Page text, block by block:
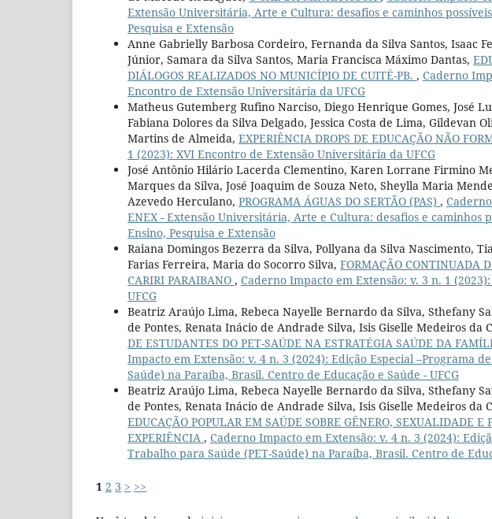
Extensão Universitária, Arte e Cultura: desafios e caminhos
Pesquisa e Extensão
Anne Gabrielly Barbosa Cordeiro, Fernanda da Silva Santos, Isaac
Júnior, Samara da Silva Santos, Maria Francisca Máximo Dantas,
DIÁLOGOS REALIZADOS NO MUNICÍPIO DE CUITÉ-PB. , Caderno
Encontro de Extensão Universitária da UFCG
Matheus Gutemberg Rufino Narciso, Diego Henrique Gomes, José
Fabiana Dolores da Silva Delgado, Jessica Costa de Lima, Gildevan
Martins de Almeida, EXPERIÊNCIA DROPS DE EDUCAÇÃO NÃO
1 (2023): XVI Encontro de Extensão Universitária da UFCG
José Antônio Hilário Lacerda Clementino, Karen Lorrane Firmino
Marques da Silva, José Joaquim de Souza Neto, Sheylla Maria
Azevedo Herculano, PROGRAMA ÁGUAS DO SERTÃO (PAS) ,
ENEX - Extensão Universitária, Arte e Cultura: desafios e caminhos
Ensino, Pesquisa e Extensão
Raiana Domingos Bezerra da Silva, Pollyana da Silva Nascimento,
Farias Ferreira, Maria do Socorro Silva, FORMAÇÃO CONTINUADA
CARIRI PARAIBANO , Caderno Impacto em Extensão: v. 3 n. 1
UFCG
Beatriz Araújo Lima, Rebeca Nayelle Bernardo da Silva, Sthefany
de Pontes, Renata Inácio de Andrade Silva, Isis Giselle Medeiros da
DE ESTUDANTES DO PET-SAÚDE NA ESTRATÉGIA SAÚDE DA
Impacto em Extensão: v. 4 n. 3 (2024): Edição Especial –Programa
Saúde) na Paraíba, Brasil. Centro de Educação e Saúde - UFCG
Beatriz Araújo Lima, Rebeca Nayelle Bernardo da Silva, Sthefany
de Pontes, Renata Inácio de Andrade Silva, Isis Giselle Medeiros da
EDUCAÇÃO POPULAR EM SAÚDE SOBRE GÊNERO, SEXUALIDADE E
EXPERIÊNCIA , Caderno Impacto em Extensão: v. 4 n. 3 (2024):
Trabalho para Saúde (PET-Saúde) na Paraíba, Brasil. Centro de
1 2 3 > >>